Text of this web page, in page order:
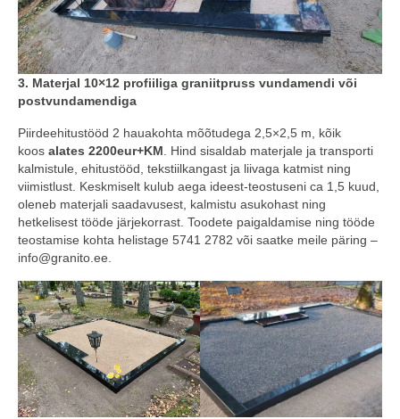
3. Materjal 10×12 profiiliga graniitpruss vundamendi või
postvundamendiga
Piirdeehitustööd 2 hauakohta mõõtudega 2,5×2,5 m, kõik
koos alates 2200eur+KM . Hind sisaldab materjale ja transporti
kalmistule, ehitustööd, tekstiilkangast ja liivaga katmist ning
viimistlust. Keskmiselt kulub aega ideest-teostuseni ca 1,5 kuud,
oleneb materjali saadavusest, kalmistu asukohast ning
hetkelisest tööde järjekorrast. Toodete paigaldamise ning tööde
teostamise kohta helistage 5741 2782 või saatke meile päring –
info@granito.ee.